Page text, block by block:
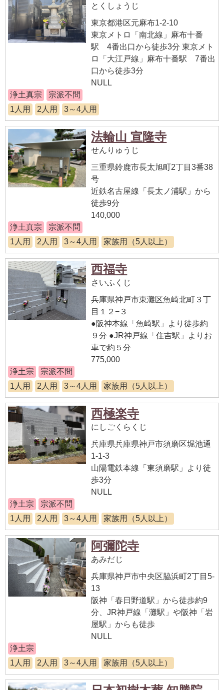
とくしょうじ
東京都港区元麻布1-2-10
東京メトロ「南北線」麻布十番
駅 4番出口から徒歩3分 東京メト
ロ「大江戸線」麻布十番駅 7番出
口から徒歩3分
NULL
浄土真宗
宗派不問
1人用
2人用 3～4人用
法輪山 宣隆寺
せんりゅうじ
三重県鈴鹿市長太旭町2丁目3番38
号
近鉄名古屋線「長太ノ浦駅」から
徒歩9分
140,000
浄土真宗
宗派不問
1人用
2人用 3～4人用 家族用（5人以上）
西福寺
さいふくじ
兵庫県神戸市東灘区魚崎北町３丁
目１２−３
●阪神本線「魚崎駅」より徒歩約
９分 ●JR神戸線「住吉駅」よりお
車で約５分
775,000
浄土宗
宗派不問
1人用
2人用 3～4人用 家族用（5人以上）
西極楽寺
にしごくらくじ
兵庫県兵庫県神戸市須磨区堀池通
1-1-3
山陽電鉄本線「東須磨駅」より徒
歩3分
NULL
浄土宗
宗派不問
1人用
2人用 3～4人用 家族用（5人以上）
阿彌陀寺
あみだじ
兵庫県神戸市中央区脇浜町2丁目5-
13
阪神「春日野道駅」から徒歩約9
分、JR神戸線「灘駅」や阪神「岩
屋駅」からも徒歩
NULL
浄土宗
1人用
2人用 3～4人用 家族用（5人以上）